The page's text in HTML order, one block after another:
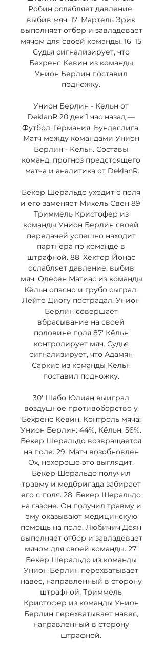
Робин ослабляет давление,
выбив мяч. 17' Мартель Эрик
выполняет отбор и завладевает
мячом для своей команды. 16' 15'
Судья сигнализирует, что
Бехренс Кевин из команды
Унион Берлин поставил
подножку.
Унион Берлин - Кельн от
DeklanR 20 дек 1 час назад —
Футбол. Германия. Бундеслига.
Матч между командами Унион
Берлин - Кельн. Составы
команд, прогноз предстоящего
матча и аналитика от DeklanR.
Бекер Шеральдо уходит с поля
и его заменяет Михель Свен 89'
Триммель Кристофер из
команды Унион Берлин своей
передачей успешно находит
партнера по команде в
штрафной. 88' Хектор Йонас
ослабляет давление, выбив
мяч. Олесен Матиас из команды
Кёльн опасно и грубо сыграл.
Лейте Диогу пострадал. Унион
Берлин совершает
вбрасывание на своей
половине поля 87' Кёльн
контролирует мяч. Судья
сигнализирует, что Адамян
Саркис из команды Кёльн
поставил подножку.
30' Шабо Юлиан выиграл
воздушное противоборство у
Бехренс Кевин. Контроль мяча:
Унион Берлин: 44%, Кёльн: 56%.
Бекер Шеральдо возвращается
на поле. 29' Матч возобновлен
Ох, нехорошо это выглядит.
Бекер Шеральдо получил
травму и медбригада забирает
его с поля. 28' Бекер Шеральдо
на газоне. Он получил травму и
ему оказывают медицинскую
помощь на поле. Любичич Деян
выполняет отбор и завладевает
мячом для своей команды. 27'
Бекер Шеральдо из команды
Унион Берлин перехватывает
навес, направленный в сторону
штрафной. Триммель
Кристофер из команды Унион
Берлин перехватывает навес,
направленный в сторону
штрафной.